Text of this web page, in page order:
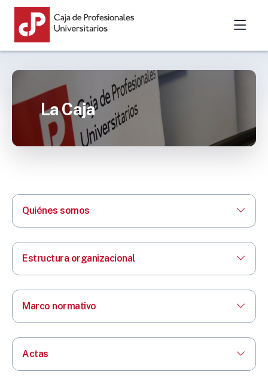
La Caja
Quiénes somos
Estructura organizacional
Marco normativo
Actas